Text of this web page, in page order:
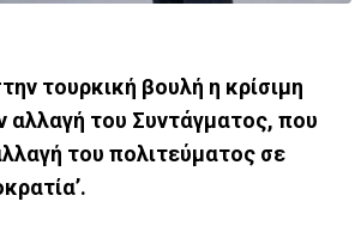
τουρκική βουλή η κρίσιμη
αλλαγή του Συντάγματος, που
του πολιτεύματος σε